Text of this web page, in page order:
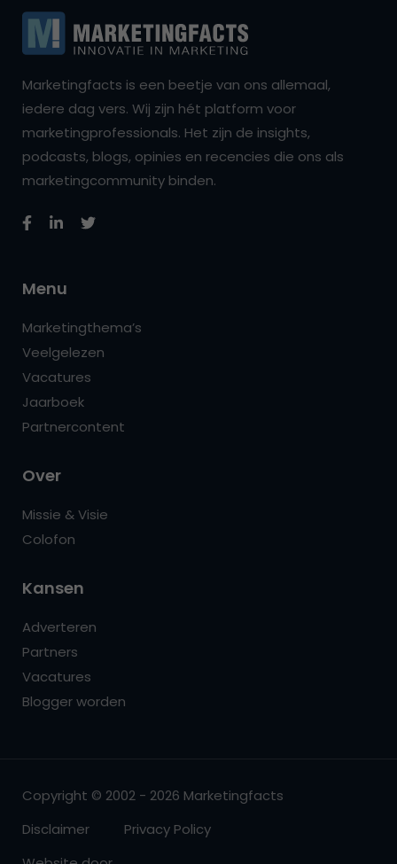
Marketingfacts is een beetje van ons allemaal,
iedere dag vers. Wij zijn hét platform voor
marketingprofessionals. Het zijn de insights,
podcasts, blogs, opinies en recencies die ons als
marketingcommunity binden.
Menu
Marketingthema’s
Veelgelezen
Vacatures
Jaarboek
Partnercontent
Over
Missie & Visie
Colofon
Kansen
Adverteren
Partners
Vacatures
Blogger worden
Copyright © 2002 - 2026 Marketingfacts
Disclaimer
Privacy Policy